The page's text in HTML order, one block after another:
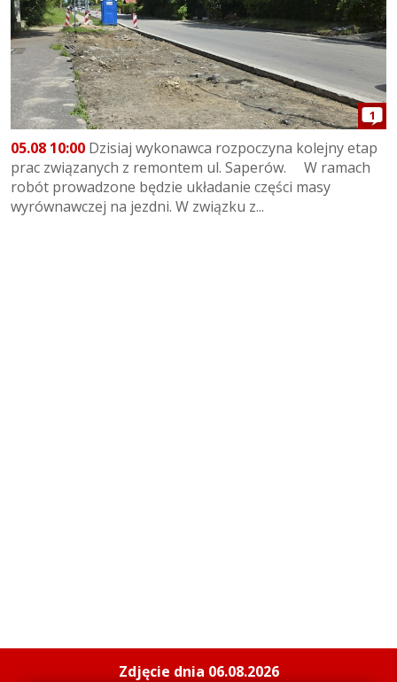
1
05.08 10:00 Dzisiaj wykonawca rozpoczyna kolejny etap
prac związanych z remontem ul. Saperów. W ramach
robót prowadzone będzie układanie części masy
wyrównawczej na jezdni. W związku z...
Zdjęcie dnia 06.08.2026